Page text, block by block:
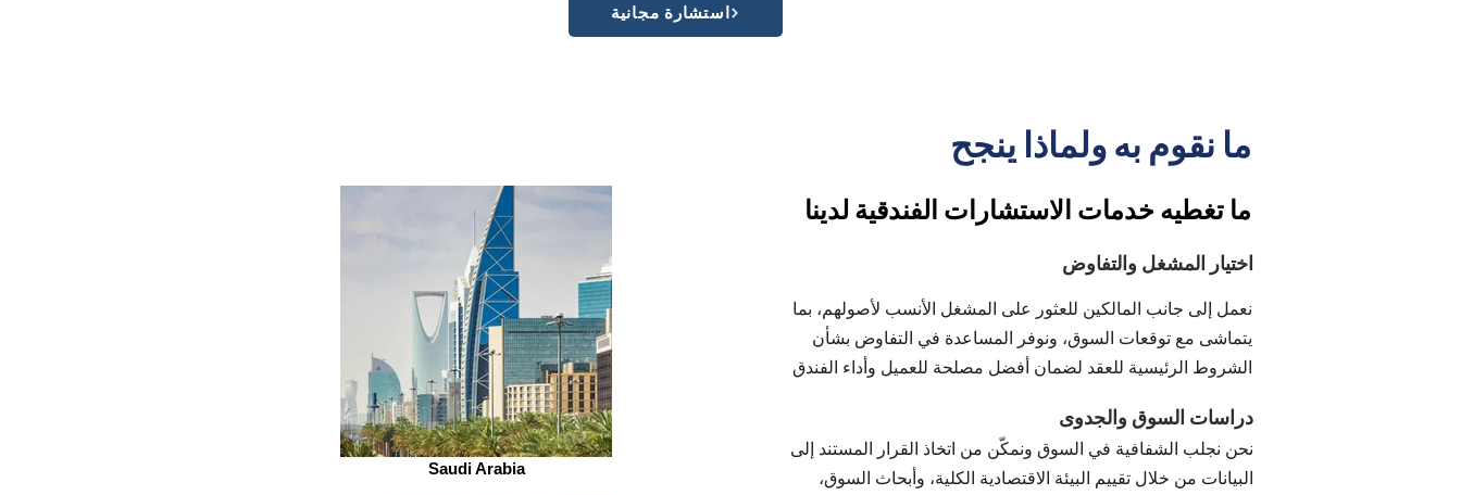
استشارة مجانية
Saudi Arabia
ما نقوم به ولماذا ينجح
ما تغطيه خدمات الاستشارات الفندقية لدينا
اختيار المشغل والتفاوض
نعمل إلى جانب المالكين للعثور على المشغل الأنسب لأصولهم، بما
يتماشى مع توقعات السوق، ونوفر المساعدة في التفاوض بشأن
الشروط الرئيسية للعقد لضمان أفضل مصلحة للعميل وأداء الفندق
دراسات السوق والجدوى
نحن نجلب الشفافية في السوق ونمكّن من اتخاذ القرار المستند إلى
البيانات من خلال تقييم البيئة الاقتصادية الكلية، وأبحاث السوق،